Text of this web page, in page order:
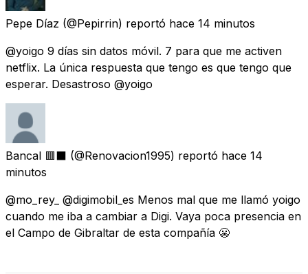
Pepe Díaz (@Pepirrin) reportó hace 14 minutos
@yoigo 9 días sin datos móvil. 7 para que me activen
netflix. La única respuesta que tengo es que tengo que
esperar. Desastroso @yoigo
Bancal 🟥⬛ (@Renovacion1995) reportó hace 14
minutos
@mo_rey_ @digimobil_es Menos mal que me llamó yoigo
cuando me iba a cambiar a Digi. Vaya poca presencia en
el Campo de Gibraltar de esta compañía 😬